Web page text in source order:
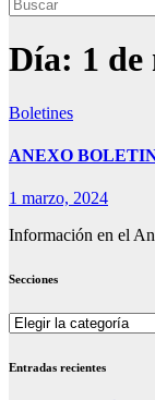
Día: 1 de
Boletines
ANEXO
1 marzo, 2024
Información en el
Secciones
Secciones
Entradas recientes